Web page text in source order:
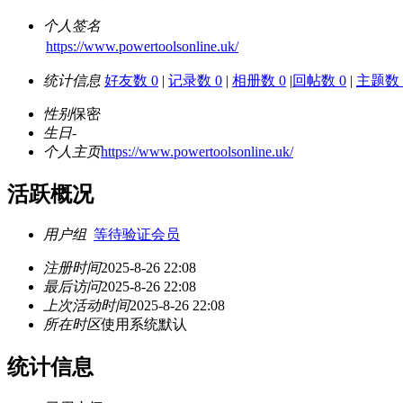
个人签名
https://www.powertoolsonline.uk/
统计信息 好友数 0 | 记录数 0 | 相册数 0 |回帖数 0 | 主题数
性别保密
生日-
个人主页https://www.powertoolsonline.uk/
活跃概况
用户组 等待验证会员
注册时间2025-8-26 22:08
最后访问2025-8-26 22:08
上次活动时间2025-8-26 22:08
所在时区使用系统默认
统计信息